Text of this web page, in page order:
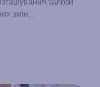
змін…